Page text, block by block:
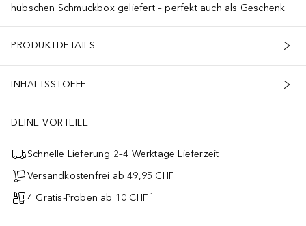
hübschen Schmuckbox geliefert – perfekt auch als Geschenk
PRODUKTDETAILS
INHALTSSTOFFE
DEINE VORTEILE
Schnelle Lieferung 2–4 Werktage Lieferzeit
Versandkostenfrei ab 49,95 CHF
4 Gratis-Proben ab 10 CHF ¹